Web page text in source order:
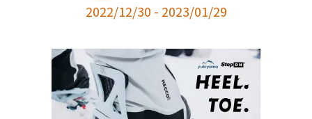
2022/12/30 - 2023/01/29